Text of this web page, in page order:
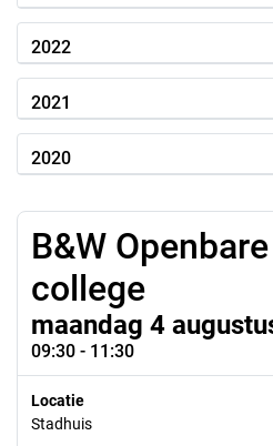
2022
2021
2020
B&W
college
maandag 4
09:30 - 11:30
Locatie
Stadhuis